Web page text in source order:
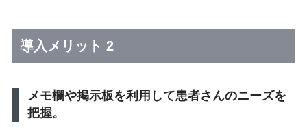
導入メリット 2
メモ欄や掲示板を利用して患者さんのニーズを
把握。